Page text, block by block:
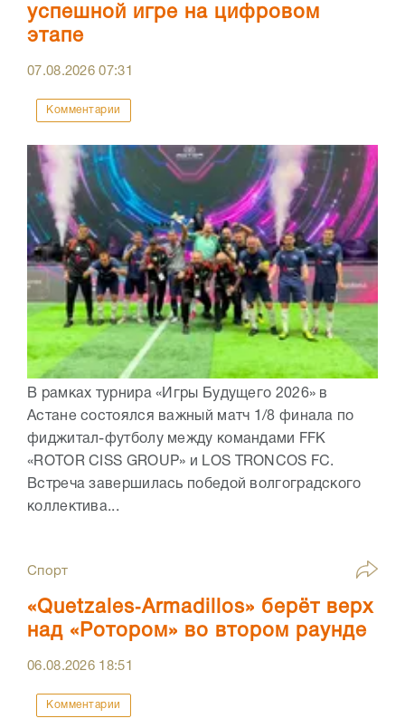
успешной игре на цифровом
этапе
07.08.202607:31
Комментарии
В рамках турнира «Игры Будущего 2026» в
Астане состоялся важный матч 1/8 финала по
фиджитал-футболу между командами FFK
«ROTOR CISS GROUP» и LOS TRONCOS FC.
Встреча завершилась победой волгоградского
коллектива...
Спорт
«Quetzales‑Armadillos» берёт верх
над «Ротором» во втором раунде
06.08.2026 18:51
Комментарии